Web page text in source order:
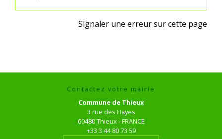
Signaler une erreur sur cette page
Contactez votre mairie
Commune de Thieux
3 rue des Hayes
60480 Thieux - FRANCE
+33 3 44 80 73 59